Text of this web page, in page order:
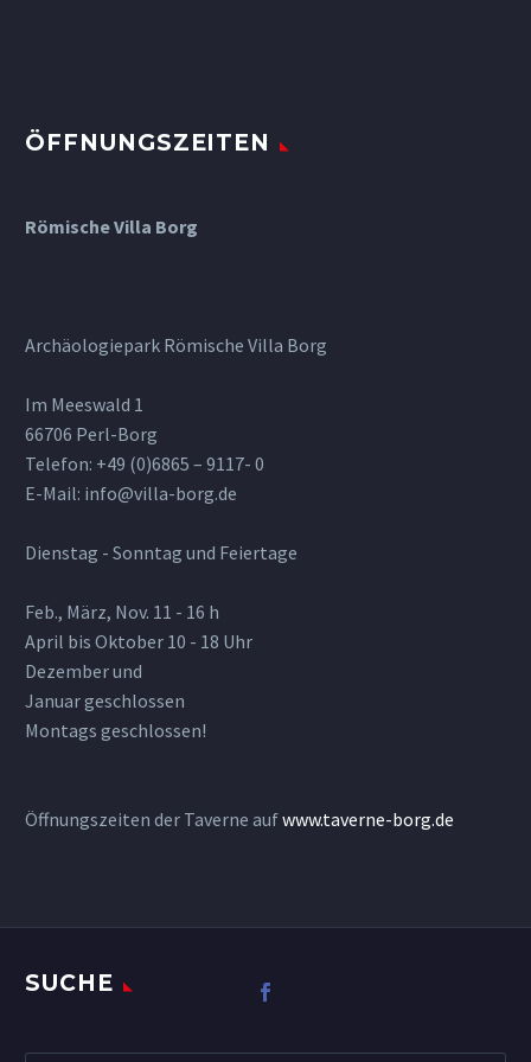
ÖFFNUNGSZEITEN
Römische Villa Borg
Archäologiepark Römische Villa Borg
Im Meeswald 1
66706 Perl-Borg
Telefon: +49 (0)6865 – 9117- 0
E-Mail: info@villa-borg.de
Dienstag - Sonntag und Feiertage
Feb., März, Nov. 11 - 16 h
April bis Oktober 10 - 18 Uhr
Dezember und
Januar geschlossen
Montags geschlossen!
Öffnungszeiten der Taverne aufwww.taverne-borg.de
SUCHE